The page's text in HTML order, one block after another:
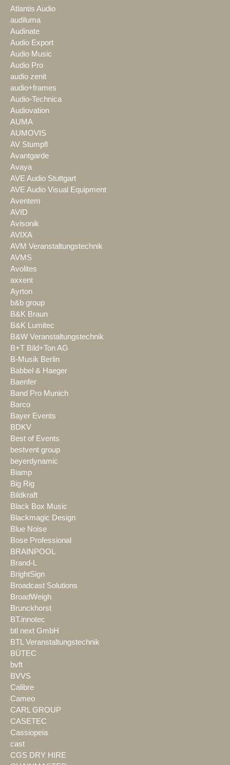
Atlantis Audio
audiluma
Audinate
Audio Export
Audio Music
Audio Pro
audio zenit
audio+frames
Audio-Technica
Audiovation
AUMA
AUMOVIS
AV Stumpfl
Avantgarde
Avaya
AVE Audio Stuttgart
AVE Audio Visual Equipment
Aventem
AVID
Avisonik
AVIXA
AVM Veranstaltungstechnik
AVMS
Avolites
axxent
Ayrton
b&b group
B&K Braun
B&K Lumitec
B&W Veranstaltungstechnik
B+T Bild+Ton AG
B-Musik Berlin
Babbel & Haeger
Baenfer
Band Pro Munich
Barco
Bayer Events
BDKV
Best of Events
bestvent group
beyerdynamic
Biamp
Big Rig
Bildkraft
Black Box Music
Blackmagic Design
Blue Noise
Bose Professional
BRAINPOOL
Brand-L
BrightSign
Broadcast Solutions
BroadWeigh
Brunckhorst
BT.innotec
btl next GmbH
BTL Veranstaltungstechnik
BÜTEC
bvft
BVVS
Calibre
Cameo
CARL GROUP
CASETEC
Cassiopeia
cast
CGS DRY HIRE